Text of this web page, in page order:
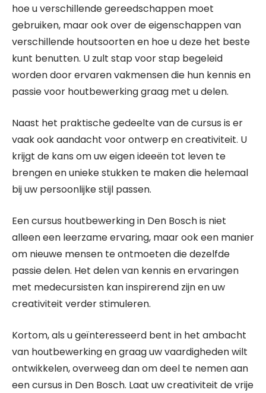
hoe u verschillende gereedschappen moet
gebruiken, maar ook over de eigenschappen van
verschillende houtsoorten en hoe u deze het beste
kunt benutten. U zult stap voor stap begeleid
worden door ervaren vakmensen die hun kennis en
passie voor houtbewerking graag met u delen.
Naast het praktische gedeelte van de cursus is er
vaak ook aandacht voor ontwerp en creativiteit. U
krijgt de kans om uw eigen ideeën tot leven te
brengen en unieke stukken te maken die helemaal
bij uw persoonlijke stijl passen.
Een cursus houtbewerking in Den Bosch is niet
alleen een leerzame ervaring, maar ook een manier
om nieuwe mensen te ontmoeten die dezelfde
passie delen. Het delen van kennis en ervaringen
met medecursisten kan inspirerend zijn en uw
creativiteit verder stimuleren.
Kortom, als u geïnteresseerd bent in het ambacht
van houtbewerking en graag uw vaardigheden wilt
ontwikkelen, overweeg dan om deel te nemen aan
een cursus in Den Bosch. Laat uw creativiteit de vrije